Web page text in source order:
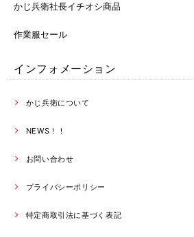
かじ兵衛社長イチオシ商品
作業服セール
インフォメーション
かじ兵衛について
NEWS！！
お問い合わせ
プライバシーポリシー
特定商取引法に基づく表記